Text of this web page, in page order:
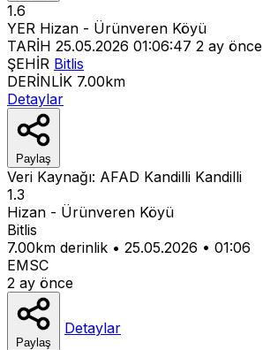
1.6
YER Hizan - Ürünveren Köyü
TARİH 25.05.2026 01:06:47 2 ay önce
ŞEHİR Bitlis
DERİNLİK 7.00km
Detaylar
Paylaş
Veri Kaynağı: AFAD Kandilli Kandilli
1.3
Hizan - Ürünveren Köyü
Bitlis
7.00km derinlik • 25.05.2026 • 01:06
EMSC
2 ay önce
Paylaş
Detaylar